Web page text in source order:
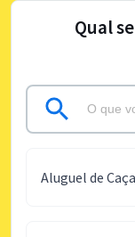
Qual
Aluguel de